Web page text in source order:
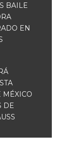
BAILE
EN
MÉXICO
DE